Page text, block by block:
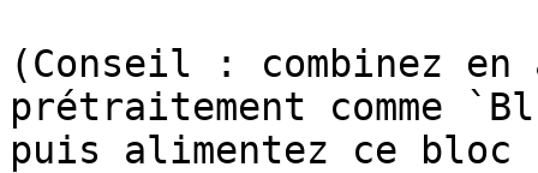
(Conseil : combinez en
prétraitement comme
puis alimentez ce